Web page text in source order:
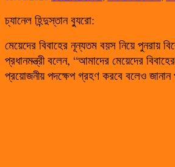
চ্যানেল হিন্দুস্তান ব্যুরো:
মেয়েদের বিবাহের নূন্যতম বয়স নিয়ে পুনরায়
প্রধানমন্ত্রী বলেন, “আমাদের মেয়েদের
প্রয়োজনীয় পদক্ষেপ গ্রহণ করবে বলেও জানান